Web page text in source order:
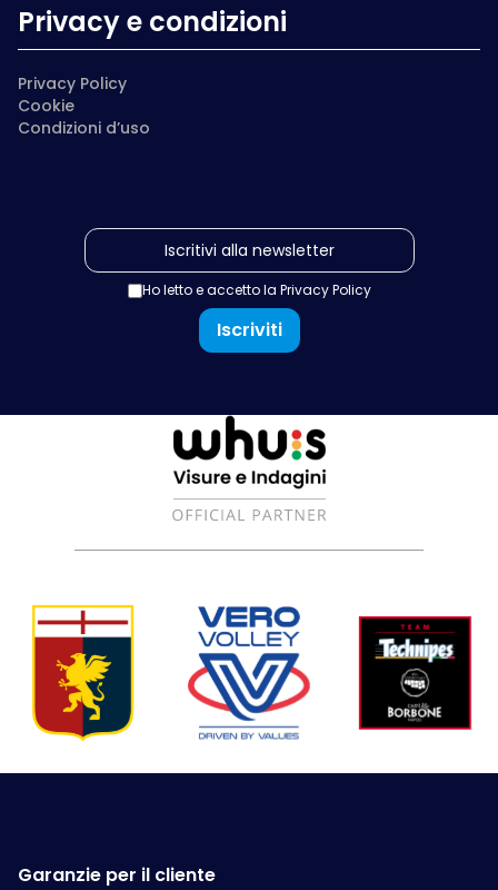
Privacy e condizioni
Privacy Policy
Cookie
Condizioni d’uso
Ho letto e accetto la Privacy Policy
Iscriviti
Garanzie per il cliente